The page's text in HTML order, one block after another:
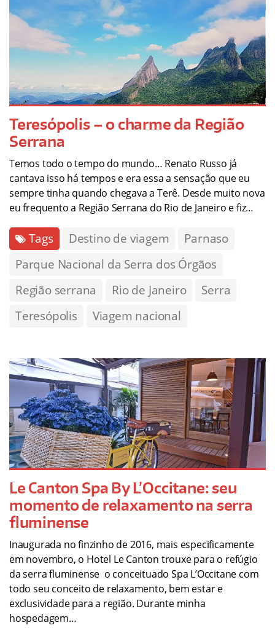
Teresópolis – o charme da Região
Serrana
Temos todo o tempo do mundo… Renato Russo já
cantava isso há tempos e era essa a sensação que eu
sempre tinha quando chegava a Terê. Desde muito nova
eu frequento a Região Serrana do Rio de Janeiro e fiz…
Tags Destino de viagem
Parnaso
Parque Nacional da Serra dos Órgãos
Região serrana
Rio de Janeiro
Serra
Teresópolis
Viagem nacional
Le Canton Spa By L’Occitane: seu
momento de relaxamento na serra
fluminense
Inaugurada no finzinho de 2016, mais especificamente
em novembro, o Hotel Le Canton trouxe para o refúgio
da serra fluminense o conceituado Spa L’Occitane com
todo seu conceito de relaxamento, bem estar e
exclusividade para a região. Durante minha
hospedagem…